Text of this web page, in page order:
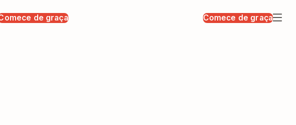
de graça Comece de graça